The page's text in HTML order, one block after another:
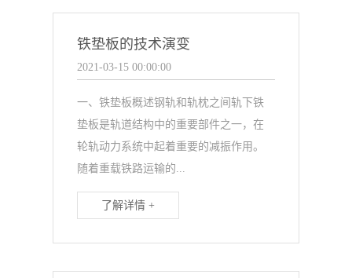
铁垫板的技术演变
2021-03-15 00:00:00
一、铁垫板概述钢轨和轨枕之间轨下铁
垫板是轨道结构中的重要部件之一，在
轮轨动力系统中起着重要的减振作用。
随着重载铁路运输的...
了解详情 +